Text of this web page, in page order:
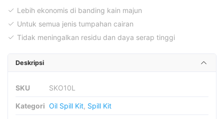
Lebih ekonomis di banding kain majun
Untuk semua jenis tumpahan cairan
Tidak meningalkan residu dan daya serap tinggi
Deskripsi
SKU SKO10L
Kategori Oil Spill Kit, Spill Kit